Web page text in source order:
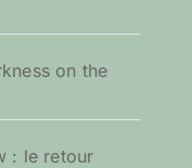
on the
: le retour